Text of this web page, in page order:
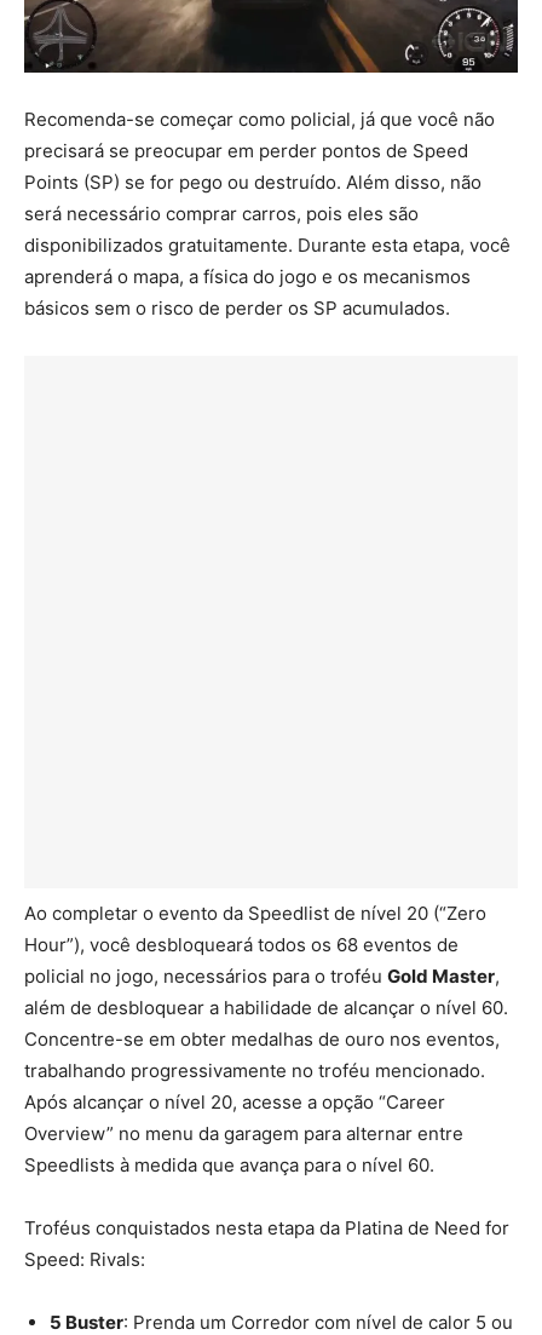
Recomenda-se começar como policial, já que você não
precisará se preocupar em perder pontos de Speed
Points (SP) se for pego ou destruído. Além disso, não
será necessário comprar carros, pois eles são
disponibilizados gratuitamente. Durante esta etapa, você
aprenderá o mapa, a física do jogo e os mecanismos
básicos sem o risco de perder os SP acumulados.
Ao completar o evento da Speedlist de nível 20 (“Zero
Hour”), você desbloqueará todos os 68 eventos de
policial no jogo, necessários para o troféu Gold Master,
além de desbloquear a habilidade de alcançar o nível 60.
Concentre-se em obter medalhas de ouro nos eventos,
trabalhando progressivamente no troféu mencionado.
Após alcançar o nível 20, acesse a opção “Career
Overview” no menu da garagem para alternar entre
Speedlists à medida que avança para o nível 60.
Troféus conquistados nesta etapa da Platina de Need for
Speed: Rivals:
5 Buster: Prenda um Corredor com nível de calor 5 ou